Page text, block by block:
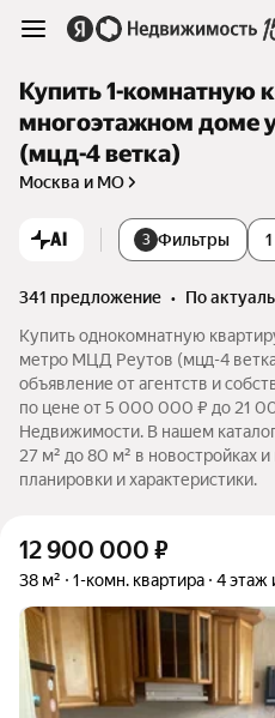
Купить 1-комнатную
многоэтажном доме
(мцд-4 ветка)
Москва и МО
AI 3 Фильтры
341 предложение •
по
Купить однокомнатную
метро МЦД Реутов (мцд-4
объявление от агентств и
по цене от 5 000 000 ₽ до 21
Недвижимости. В нашем
27 м² до 80 м² в новостройках
планировки и характеристики.
12 900 000 ₽
38 м² 1-комн. квартира 4 этаж